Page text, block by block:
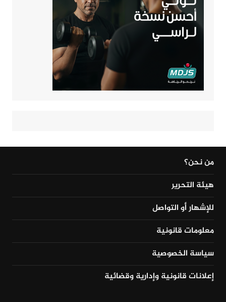
من نحن؟
هيئة التحرير
للإشهار أو التواصل
معلومات قانونية
سياسة الخصوصية
إعلانات قانونية وإدارية وقضائية